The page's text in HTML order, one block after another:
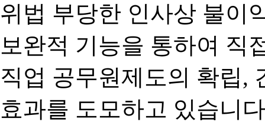
위법 부당한 인사상 불이
보완적 기능을 통하여 직
직업 공무원제도의 확립,
효과를 도모하고 있습니